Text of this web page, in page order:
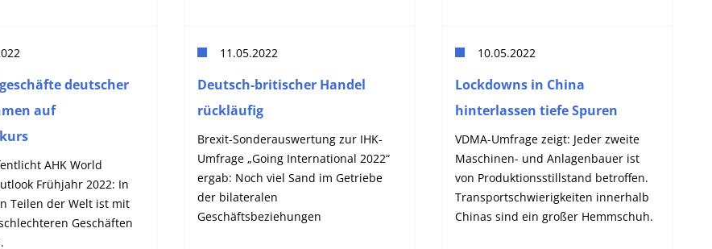
deutscher
auf
AHK World
Frühjahr 2022: In
Teilen der Welt ist mit
Geschäften
11.05.2022
Deutsch-britischer Handel
rückläufig
Brexit-Sonderauswertung zur IHK-
Umfrage „Going International 2022“
ergab: Noch viel Sand im Getriebe
der bilateralen
Geschäftsbeziehungen
10.05.2022
Lockdowns in China
hinterlassen tiefe Spuren
VDMA-Umfrage zeigt: Jeder zweite
Maschinen- und Anlagenbauer ist
von Produktionsstillstand betroffen.
Transportschwierigkeiten innerhalb
Chinas sind ein großer Hemmschuh.